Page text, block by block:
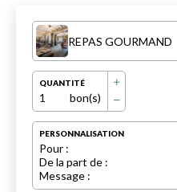
REPAS GOURMAND
QUANTITÉ
1 bon(s)
PERSONNALISATION
Pour :
De la part de :
Message :